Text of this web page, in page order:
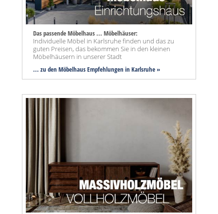
Das passende Möbelhaus ... Möbelhäuser:
Individuelle Möbel in Karlsruhe finden und das zu
guten Preisen, das bekommen Sie in den kleinen
Möbelhäusern in unserer Stadt
... zu den Möbelhaus Empfehlungen in Karlsruhe »